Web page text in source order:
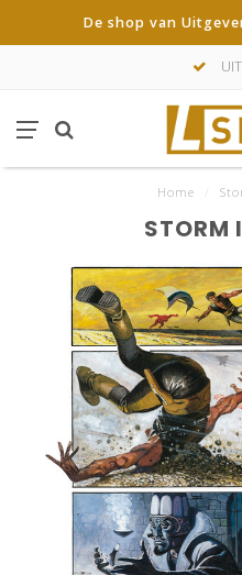
De shop van
Home
STORM